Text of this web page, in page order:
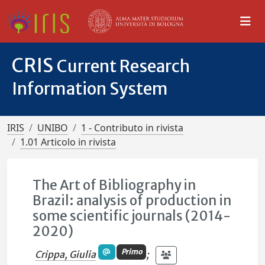
CRIS Current Research
Information System
IRIS UNIBO
1 - Contributo in rivista
1.01 Articolo in rivista
The Art of Bibliography in
Brazil: analysis of production in
some scientific journals (2014-
2020)
Crippa, Giulia Primo ;